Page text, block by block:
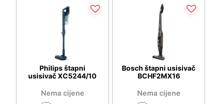
Philips štapni
usisivač XC5244/10
Nema cijene
Bosch štapni usisivač
BCHF2MX16
Nema cijene